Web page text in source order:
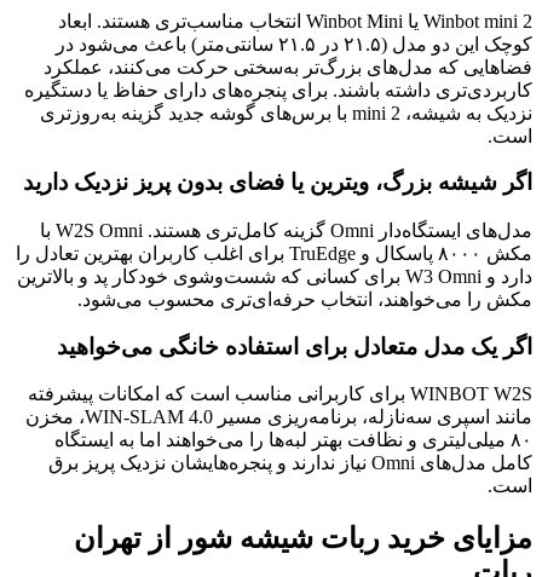
Winbot mini 2 یا Winbot Mini انتخاب مناسب‌تری هستند. ابعاد
کوچک این دو مدل (۲۱.۵ در ۲۱.۵ سانتی‌متر) باعث می‌شود در
فضاهایی که مدل‌های بزرگ‌تر به‌سختی حرکت می‌کنند، عملکرد
کاربردی‌تری داشته باشند. برای پنجره‌های دارای حفاظ یا دستگیره
نزدیک به شیشه، mini 2 با برس‌های گوشه جدید گزینه به‌روزتری
است.
اگر شیشه بزرگ، ویترین یا فضای بدون پریز نزدیک دارید
مدل‌های ایستگاه‌دار Omni گزینه کامل‌تری هستند. W2S Omni با
مکش ۸۰۰۰ پاسکال و TruEdge برای اغلب کاربران بهترین تعادل را
دارد و W3 Omni برای کسانی که شست‌وشوی خودکار پد و بالاترین
مکش را می‌خواهند، انتخاب حرفه‌ای‌تری محسوب می‌شود.
اگر یک مدل متعادل برای استفاده خانگی می‌خواهید
WINBOT W2S برای کاربرانی مناسب است که امکانات پیشرفته
مانند اسپری سه‌نازله، برنامه‌ریزی مسیر WIN-SLAM 4.0، مخزن
۸۰ میلی‌لیتری و نظافت بهتر لبه‌ها را می‌خواهند اما به ایستگاه
کامل مدل‌های Omni نیاز ندارند و پنجره‌هایشان نزدیک پریز برق
است.
مزایای خرید ربات شیشه شور از تهران